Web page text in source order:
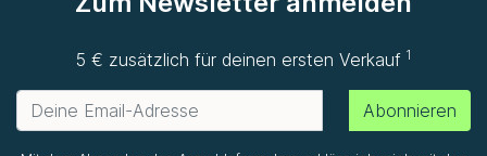
5 € zusätzlich für deinen ersten Verkauf1
Abonnieren